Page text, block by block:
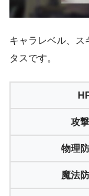
キャラレベル、ス
タスです。
攻
物理
魔法